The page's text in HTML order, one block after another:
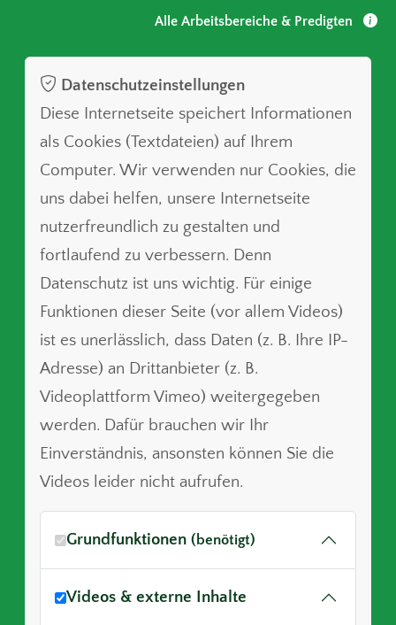
Alle Arbeitsbereiche & Predigten
Datenschutzeinstellungen
Diese Internetseite speichert Informationen
als Cookies (Textdateien) auf Ihrem
Computer. Wir verwenden nur Cookies, die
uns dabei helfen, unsere Internetseite
nutzerfreundlich zu gestalten und
fortlaufend zu verbessern. Denn
Datenschutz ist uns wichtig. Für einige
Funktionen dieser Seite (vor allem Videos)
ist es unerlässlich, dass Daten (z. B. Ihre IP-
Adresse) an Drittanbieter (z. B.
Videoplattform Vimeo) weitergegeben
werden. Dafür brauchen wir Ihr
Einverständnis, ansonsten können Sie die
Videos leider nicht aufrufen.
Grundfunktionen (benötigt)
Videos & externe Inhalte